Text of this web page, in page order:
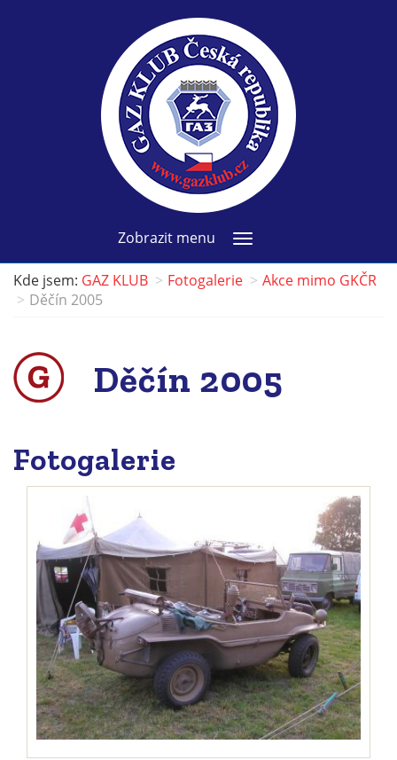
Zobrazit menu
Kde jsem: GAZ KLUB Fotogalerie
Akce mimo GKČR
Děčín 2005
Děčín 2005
Fotogalerie